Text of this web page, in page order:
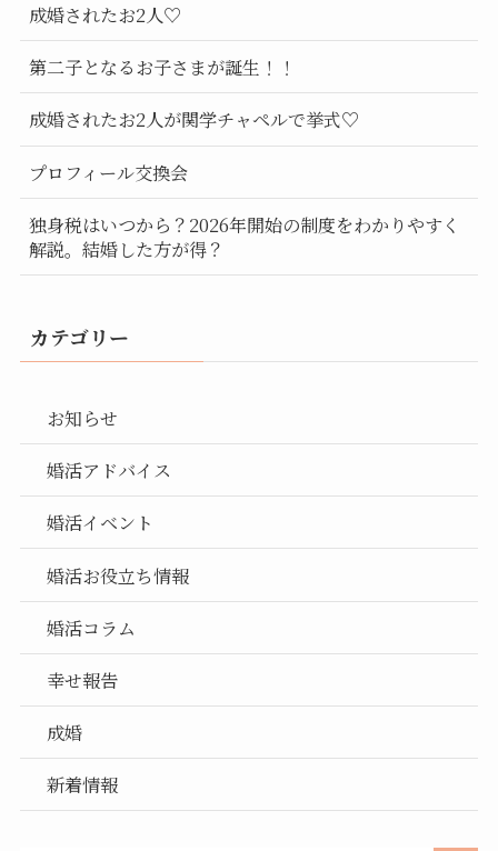
成婚されたお2人♡
第二子となるお子さまが誕生！！
成婚されたお2人が関学チャペルで挙式♡
プロフィール交換会
独身税はいつから？2026年開始の制度をわかりやすく
解説。結婚した方が得？
カテゴリー
お知らせ
婚活アドバイス
婚活イベント
婚活お役立ち情報
婚活コラム
幸せ報告
成婚
新着情報